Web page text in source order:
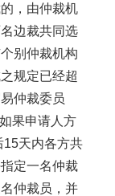
，由仲裁机
边裁共同选
别仲裁机构
规定已经超
仲裁委员
果申请人方
15天内各方共
定一名仲裁
仲裁员，并